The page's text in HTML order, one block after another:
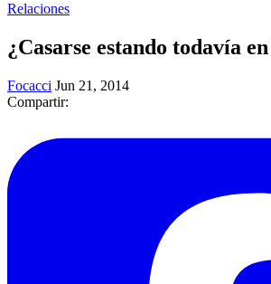
Relaciones
¿Casarse estando todavía
Focacci Jun 21, 2014
Compartir: